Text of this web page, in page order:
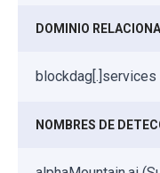
DOMINIO
blockdag[.]services
NOMBRES DE